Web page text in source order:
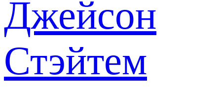
Джейсон
Стэйтем